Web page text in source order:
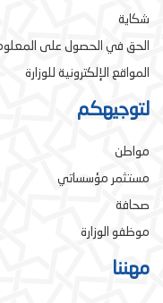
شكاية
الحق في الحصول على
المواقع الإلكترونية للوزارة
لتوجيهكم
مواطن
مستثمر مؤسساتي
صحافة
موظفو الوزارة
مهننا